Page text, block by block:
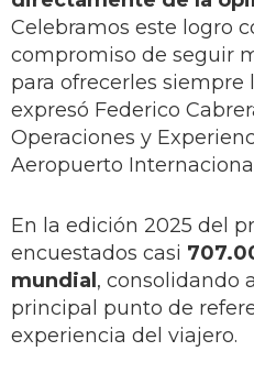
Celebramos este logro
compromiso de seguir
para ofrecerles siempre
expresó Federico
Operaciones y
Aeropuerto
En la edición 2025 del
encuestados casi
mundial , consolidando
principal punto de
experiencia del viajero.